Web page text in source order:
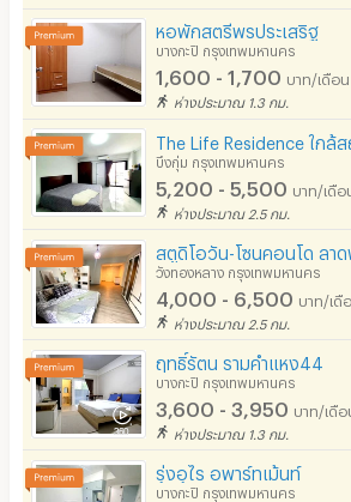
หอพักสตรีพรประเสริฐ
บางกะปิ กรุงเทพมหานคร
1,600 - 1,700 บาท/เดือน
ห่างประมาณ 1.3 กม.
The Life Residence ใกล้ส
บึงกุ่ม กรุงเทพมหานคร
5,200 - 5,500 บาท/เดือ
ห่างประมาณ 2.5 กม.
สตูดิโอวัน-โซนคอนโด ลาด
วังทองหลาง กรุงเทพมหานคร
4,000 - 6,500 บาท/เดื
ห่างประมาณ 2.5 กม.
ฤทธิ์รัตน รามคำแหง44
บางกะปิ กรุงเทพมหานคร
3,600 - 3,950 บาท/เดือ
ห่างประมาณ 1.3 กม.
รุ่งอุไร อพาร์ทเม้นท์
บางกะปิ กรุงเทพมหานคร